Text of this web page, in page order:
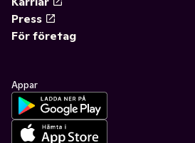
Press
För företag
Appar